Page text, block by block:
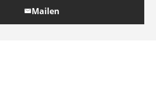
Mailen